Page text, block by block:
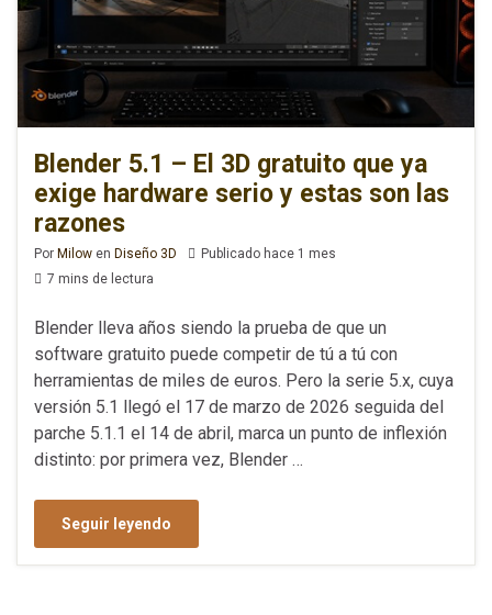
Blender 5.1 – El 3D gratuito que ya
exige hardware serio y estas son las
razones
Por Milow en Diseño 3D
Publicado hace 1 mes
7 mins de lectura
Blender lleva años siendo la prueba de que un
software gratuito puede competir de tú a tú con
herramientas de miles de euros. Pero la serie 5.x, cuya
versión 5.1 llegó el 17 de marzo de 2026 seguida del
parche 5.1.1 el 14 de abril, marca un punto de inflexión
distinto: por primera vez, Blender …
Seguir leyendo